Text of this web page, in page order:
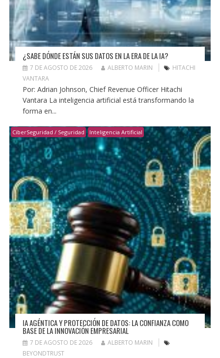
¿SABE DÓNDE ESTÁN SUS DATOS EN LA ERA DE LA IA?
7 DE AGOSTO DE 2026 ALBERTO MARIN
HITACHI
VANTARA
Por: Adrian Johnson, Chief Revenue Officer Hitachi
Vantara La inteligencia artificial está transformando la
forma en...
CiberSeguridad / Seguridad Inteligencia Artificial
IA AGÉNTICA Y PROTECCIÓN DE DATOS: LA CONFIANZA COMO
BASE DE LA INNOVACIÓN EMPRESARIAL
7 DE AGOSTO DE 2026
ALBERTO MARIN
BEYONDTRUST